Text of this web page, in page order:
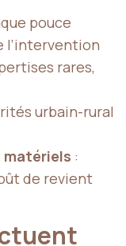
pouce
l’intervention
rares,
urbain-rural
matériels :
de revient